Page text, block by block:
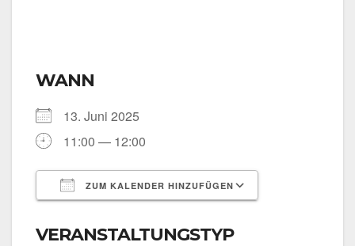
WANN
13. Juni 2025
11:00 — 12:00
ZUM KALENDER HINZUFÜGEN
VERANSTALTUNGSTYP